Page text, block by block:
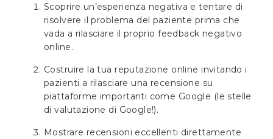
Scoprire un’esperienza negativa e tentare di
risolvere il problema del paziente prima che
vada a rilasciare il proprio feedback negativo
online.
Costruire la tua reputazione online invitando i
pazienti a rilasciare una recensione su
piattaforme importanti come Google (le stelle
di valutazione di Google!).
Mostrare recensioni eccellenti direttamente